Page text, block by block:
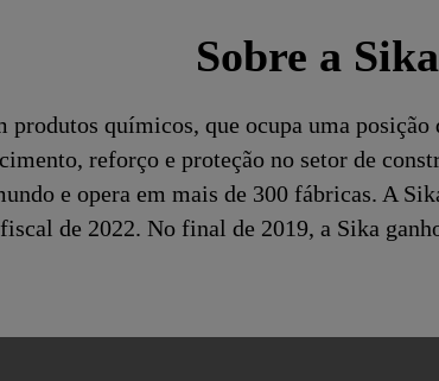
Sobre a Sika
produtos químicos, que ocupa uma
reforço e proteção no setor de
e opera em mais de 300 fábricas. A
de 2022. No final de 2019, a Sika